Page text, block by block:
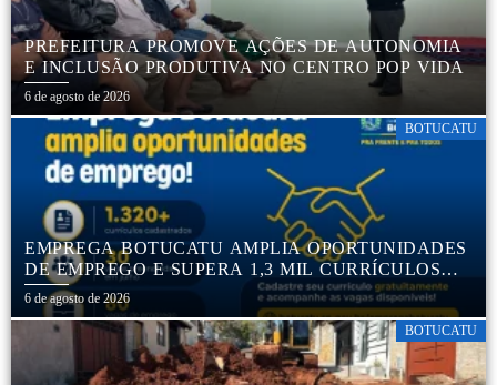
PREFEITURA PROMOVE AÇÕES DE AUTONOMIA
E INCLUSÃO PRODUTIVA NO CENTRO POP VIDA
6 de agosto de 2026
BOTUCATU
EMPREGA BOTUCATU AMPLIA OPORTUNIDADES
DE EMPREGO E SUPERA 1,3 MIL CURRÍCULOS
CADASTRADOS
6 de agosto de 2026
BOTUCATU